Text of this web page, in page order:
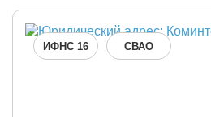
ИФНС 16 СВАО